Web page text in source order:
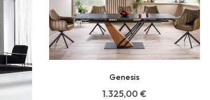
Genesis
1.325,00€